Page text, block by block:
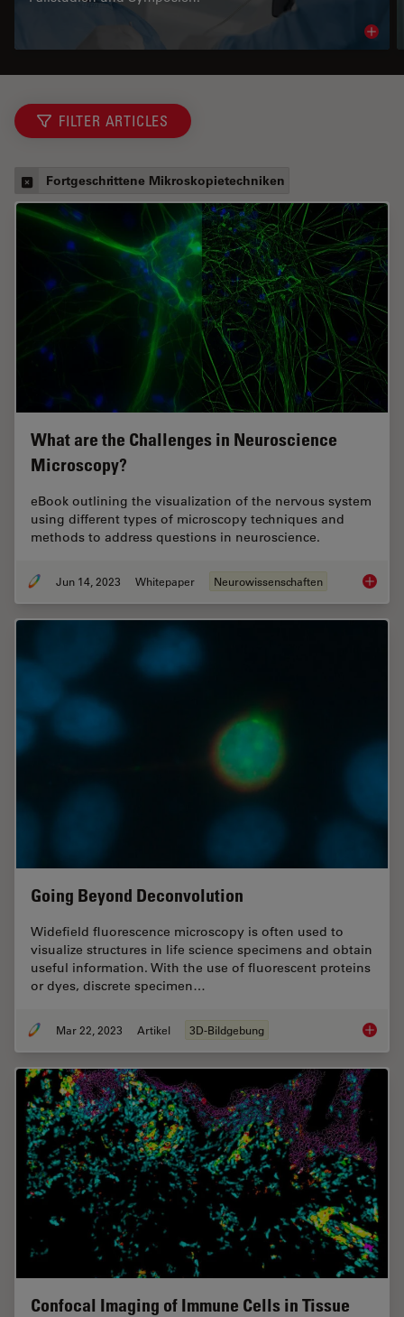
FILTER ARTICLES
Fortgeschrittene Mikroskopietechniken
What are the Challenges in Neuroscience
Microscopy?
eBook outlining the visualization of the nervous system
using different types of microscopy techniques and
methods to address questions in neuroscience.
Jun 14, 2023 Whitepaper Neurowissenschaften What
Going Beyond Deconvolution
Widefield fluorescence microscopy is often used to
visualize structures in life science specimens and obtain
useful information. With the use of fluorescent proteins
or dyes, discrete specimen…
Mar 22, 2023 Artikel 3D-Bildgebung Going
Confocal Imaging of Immune Cells in Tissue